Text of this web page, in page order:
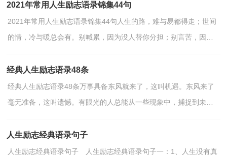
2021年常用人生励志语录锦集44句
2021年常用人生励志语录锦集44句人生的路，难与易都得走；世间
的情，冷与暖总会有。别喊累，因为没人替你分担；别言苦，因为
原路...
经典人生励志语录48条
经典人生励志语录48条万事具备东风就来了，这叫机遇。东风来了
毫无准备，这叫遗憾。有眼光的人总能从一些现象中，捕捉到未来
人生励志经典语录句子
人生励志经典语录句子 人生励志经典语录句子一：1、人生没有真